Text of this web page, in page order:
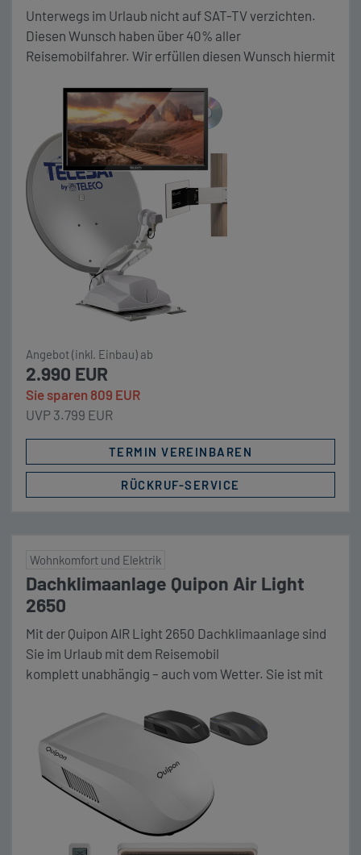
Unterwegs im Urlaub nicht auf SAT-TV verzichten.
Diesen Wunsch haben über 40% aller
Reisemobilfahrer. Wir erfüllen diesen Wunsch hiermit
Reisen entwickelte vollautomatische SAT Anlage
TELECO Telesat BT 65 Smart, erfüllt diese speziellen
Anforderungen. Sie richtet sich vollautomatisch aus
und verfügt über Bluetooth und eine entsprechende
Update Funktion, […]
Angebot (inkl. Einbau) ab
2.990 EUR
Sie sparen 809 EUR
UVP 3.799 EUR
TERMIN VEREINBAREN
RÜCKRUF-SERVICE
Wohnkomfort und Elektrik
Dachklimaanlage Quipon Air Light
2650
Mit der Quipon AIR Light 2650 Dachklimaanlage sind
Sie im Urlaub mit dem Reisemobil
komplett unabhängig – auch vom Wetter. Sie ist mit
kraftvoll und vertreibt somit je nach Bedarf Hitze
oder Kälte aus ihrem mobilen Zuhause. rotz nur 4,9
cm Aufbauhöhe des innen verbauten Luftverteilers
besitzt die Quipon AIR Light […]